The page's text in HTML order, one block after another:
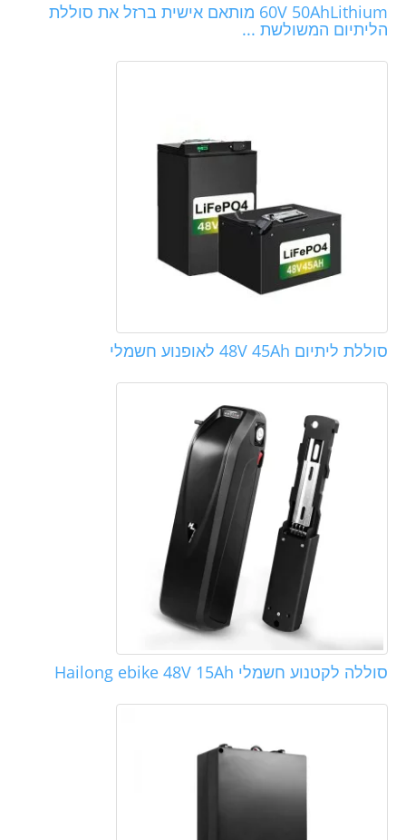
60V 50AhLithium מותאם אישית ברזל את סוללת
הליתיום המשולשת ...
סוללת ליתיום 48V 45Ah לאופנוע חשמלי
סוללה לקטנוע חשמלי Hailong ebike 48V 15Ah